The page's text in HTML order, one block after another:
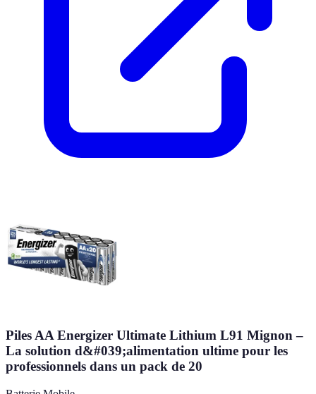
Piles AA Energizer Ultimate Lithium L91 Mignon –
La solution d&#039;alimentation ultime pour les
professionnels dans un pack de 20